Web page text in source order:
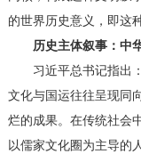
的世界历史意义，即这
历史主体叙事：中
习近平总书记指出：
文化与国运往往呈现同
烂的成果。在传统社会
以儒家文化圈为主导的